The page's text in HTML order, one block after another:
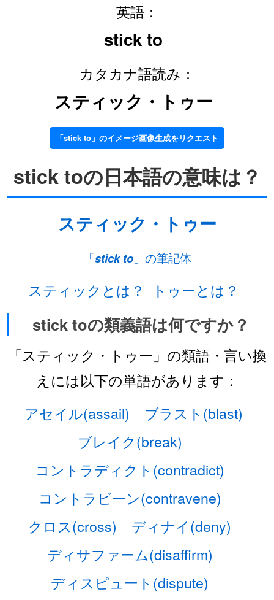
英語：
stick to
カタカナ語読み：
スティック・トゥー
「stick to」のイメージ画像生成をリクエスト
stick toの日本語の意味は？
スティック・トゥー
「stick to」の筆記体
スティックとは？ トゥーとは？
stick toの類義語は何ですか？
「スティック・トゥー」の類語・言い換
えには以下の単語があります：
アセイル(assail)
ブラスト(blast)
ブレイク(break)
コントラディクト(contradict)
コントラビーン(contravene)
クロス(cross)
ディナイ(deny)
ディサファーム(disaffirm)
ディスピュート(dispute)